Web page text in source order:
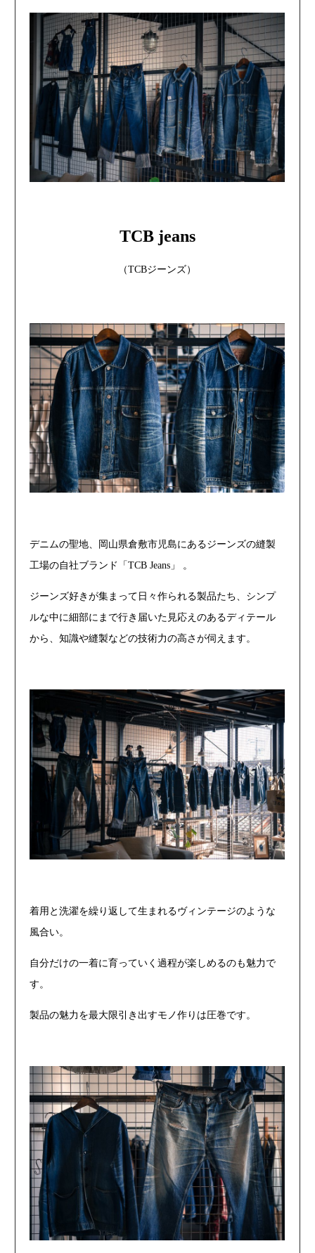
TCB jeans
（TCBジーンズ）
デニムの聖地、岡山県倉敷市児島にあるジーンズの縫製
工場の自社ブランド「TCB Jeans」 。
ジーンズ好きが集まって日々作られる製品たち、シンプ
ルな中に細部にまで行き届いた見応えのあるディテール
から、知識や縫製などの技術力の高さが伺えます。
着用と洗濯を繰り返して生まれるヴィンテージのような
風合い。
自分だけの一着に育っていく過程が楽しめるのも魅力で
す。
製品の魅力を最大限引き出すモノ作りは圧巻です。